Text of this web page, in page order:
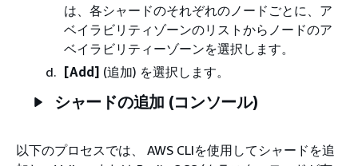
は、各シャードのそれぞれのノードごとに、ア
ベイラビリティゾーンのリストからノードのア
ベイラビリティーゾーンを選択します。
[Add] (追加) を選択します。
シャードの追加 (コンソール)
以下のプロセスでは、 AWS CLIを使用してシャードを追